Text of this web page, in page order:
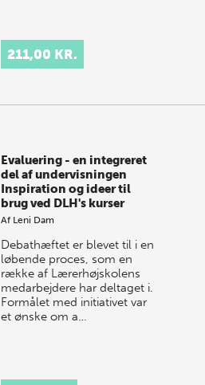
211,00 KR.
Evaluering - en integreret
del af undervisningen
Inspiration og ideer til
brug ved DLH's kurser
Af Leni Dam
Debathæftet er blevet til i en
løbende proces, som en
række af Lærerhøjskolens
medarbejdere har deltaget i.
Formålet med initiativet var
et ønske om a…